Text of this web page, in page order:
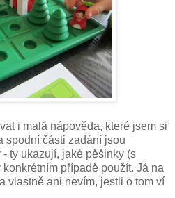
i malá nápověda, které jsem si
spodní části zadání jsou
ty ukazují, jaké pěšinky (s
případě použít. Já na
vlastně ani nevím, jestli o tom ví